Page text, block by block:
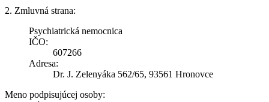
2. Zmluvná strana:
Psychiatrická nemocnica
IČO:
607266
Adresa:
Dr. J. Zelenyáka 562/65, 93561 Hronovce
Meno podpisujúcej osoby: